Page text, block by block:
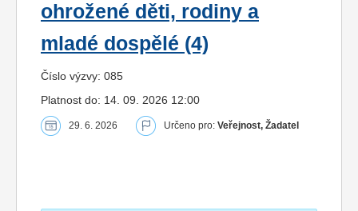
ohrožené děti, rodiny a
mladé dospělé (4)
Číslo výzvy: 085
Platnost do: 14. 09. 2026 12:00
29. 6. 2026 Určeno pro: Veřejnost, Žadatel